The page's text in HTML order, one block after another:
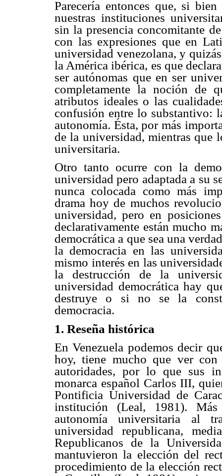
Parecería entonces que, si
nuestras instituciones
sin la presencia concomitante
con las expresiones que en
universidad venezolana, y
la América ibérica, es que
ser autónomas que en ser
completamente la noción de
atributos ideales o las
confusión entre lo substantivo:
autonomía. Ésta, por más
de la universidad, mientras
universitaria.
Otro tanto ocurre con la
universidad pero adaptada a su
nunca colocada como más
drama hoy de muchos
universidad, pero en
declarativamente están mucho
democrática a que sea una
la democracia en las
mismo interés en las
la destrucción de la
universidad democrática hay
destruye o si no se la
democracia.
1. Reseña histórica
En Venezuela podemos decir
hoy, tiene mucho que ver
autoridades, por lo que sus
monarca español Carlos III,
Pontificia Universidad de
institución (Leal, 1981).
autonomía universitaria al
universidad republicana,
Republicanos de la
mantuvieron la elección del
procedimiento de la elección